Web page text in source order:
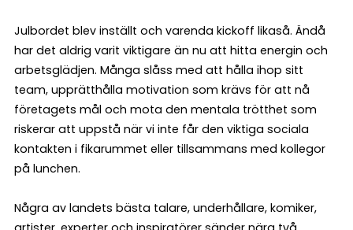
Julbordet blev inställt och varenda kickoff likaså. Ändå
har det aldrig varit viktigare än nu att hitta energin och
arbetsglädjen. Många slåss med att hålla ihop sitt
team, upprätthålla motivation som krävs för att nå
företagets mål och mota den mentala trötthet som
riskerar att uppstå när vi inte får den viktiga sociala
kontakten i fikarummet eller tillsammans med kollegor
på lunchen.
Några av landets bästa talare, underhållare, komiker,